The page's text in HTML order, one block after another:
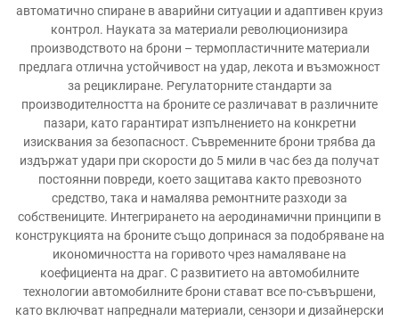
автоматично спиране в аварийни ситуации и адаптивен круиз
контрол. Науката за материали революционизира
производството на брони – термопластичните материали
предлага отлична устойчивост на удар, лекота и възможност
за рециклиране. Регулаторните стандарти за
производителността на броните се различават в различните
пазари, като гарантират изпълнението на конкретни
изисквания за безопасност. Съвременните брони трябва да
издържат удари при скорости до 5 мили в час без да получат
постоянни повреди, което защитава както превозното
средство, така и намалява ремонтните разходи за
собствениците. Интегрирането на аеродинамични принципи в
конструкцията на броните също допринася за подобряване на
икономичността на горивото чрез намаляване на
коефициента на драг. С развитието на автомобилните
технологии автомобилните брони стават все по-съвършени,
като включват напреднали материали, сензори и дизайнерски